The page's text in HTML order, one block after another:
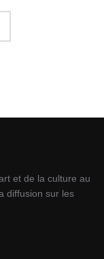
et de la culture au
diffusion sur les